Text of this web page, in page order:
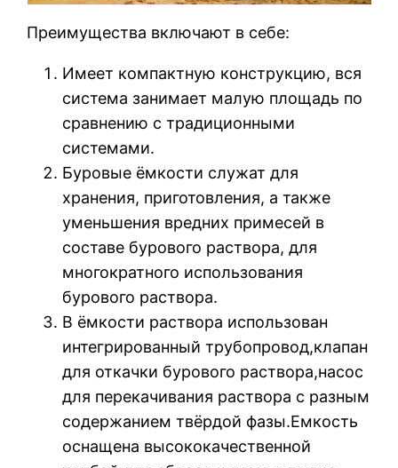
Преимущества включают в себе:
Имеет компактную конструкцию, вся
система занимает малую площадь по
сравнению с традиционными
системами.
Буровые ёмкости служат для
хранения, приготовления, а также
уменьшения вредних примесей в
составе бурового раствора, для
многократного использования
бурового раствора.
В ёмкости раствора использован
интегрированный трубопровод,клапан
для откачки бурового раствора,насос
для перекачивания раствора с разным
содержанием твёрдой фазы.Емкость
оснащена высококачественной